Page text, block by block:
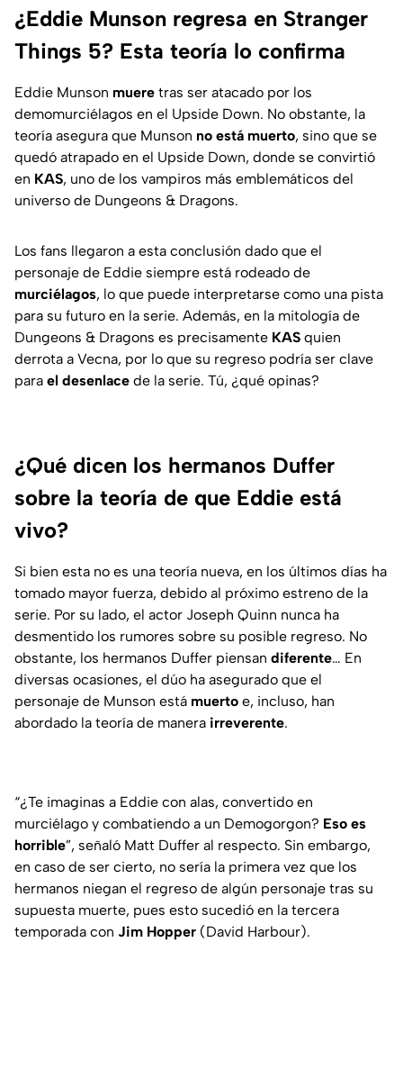
¿Eddie Munson regresa en Stranger
Things 5? Esta teoría lo confirma
Eddie Munson muere tras ser atacado por los
demomurciélagos en el Upside Down. No obstante, la
teoría asegura que Munson no está muerto, sino que se
quedó atrapado en el Upside Down, donde se convirtió
en KAS, uno de los vampiros más emblemáticos del
universo de Dungeons & Dragons.
Los fans llegaron a esta conclusión dado que el
personaje de Eddie siempre está rodeado de
murciélagos, lo que puede interpretarse como una pista
para su futuro en la serie. Además, en la mitología de
Dungeons & Dragons es precisamente KAS quien
derrota a Vecna, por lo que su regreso podría ser clave
para el desenlace de la serie. Tú, ¿qué opinas?
¿Qué dicen los hermanos Duffer
sobre la teoría de que Eddie está
vivo?
Si bien esta no es una teoría nueva, en los últimos días ha
tomado mayor fuerza, debido al próximo estreno de la
serie. Por su lado, el actor Joseph Quinn nunca ha
desmentido los rumores sobre su posible regreso. No
obstante, los hermanos Duffer piensan diferente… En
diversas ocasiones, el dúo ha asegurado que el
personaje de Munson está muerto e, incluso, han
abordado la teoría de manera irreverente.
“¿Te imaginas a Eddie con alas, convertido en
murciélago y combatiendo a un Demogorgon? Eso es
horrible”, señaló Matt Duffer al respecto. Sin embargo,
en caso de ser cierto, no sería la primera vez que los
hermanos niegan el regreso de algún personaje tras su
supuesta muerte, pues esto sucedió en la tercera
temporada con Jim Hopper (David Harbour).